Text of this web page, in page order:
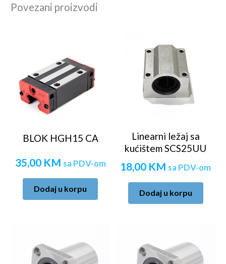
Povezani proizvodi
BLOK HGH15 CA
35,00 KM sa PDV-om
Dodaj u korpu
Linearni ležaj sa
kućištem SCS25UU
18,00 KM sa PDV-om
Dodaj u korpu